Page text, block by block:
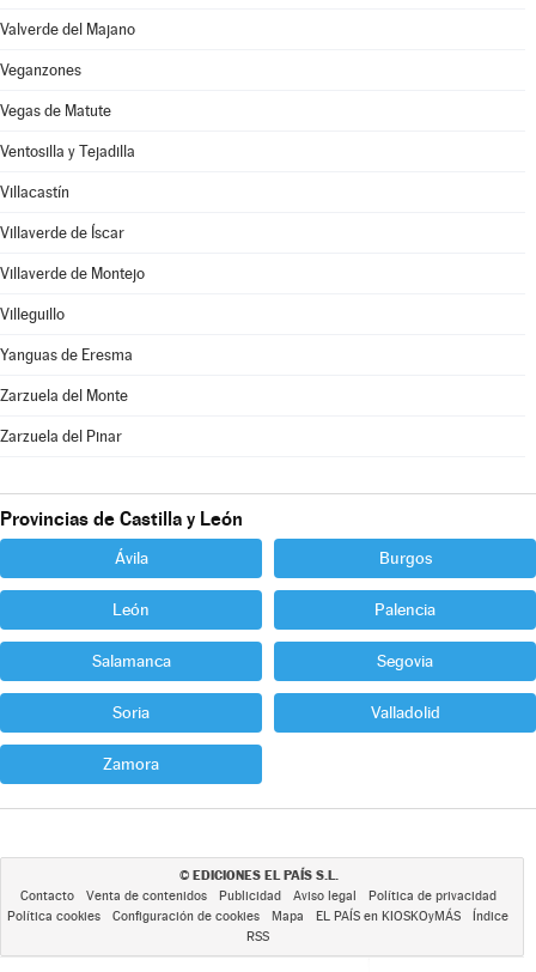
Valverde del Majano
Veganzones
Vegas de Matute
Ventosilla y Tejadilla
Villacastín
Villaverde de Íscar
Villaverde de Montejo
Villeguillo
Yanguas de Eresma
Zarzuela del Monte
Zarzuela del Pinar
Provincias de Castilla y León
Ávila Burgos
León Palencia
Salamanca Segovia
Soria Valladolid
Zamora
© EDICIONES EL PAÍS S.L.
Contacto Venta de contenidos Publicidad Aviso legal
Política de privacidad
Política cookies
Configuración de cookies Mapa EL PAÍS en KIOSKOyMÁS
Índice
RSS